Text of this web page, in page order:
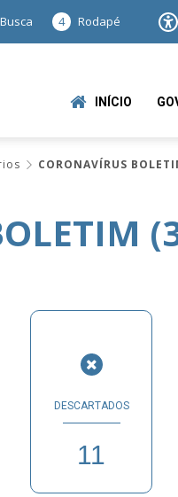
Busca 4 Rodapé
INÍCIO
CORONAVÍRUS
DESCARTADOS
11